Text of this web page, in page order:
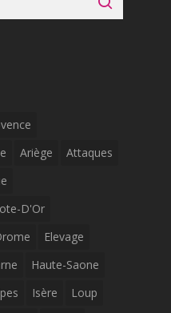
Ariège
Attaques
D'Or
Elevage
Haute-Saone
Isère Loup